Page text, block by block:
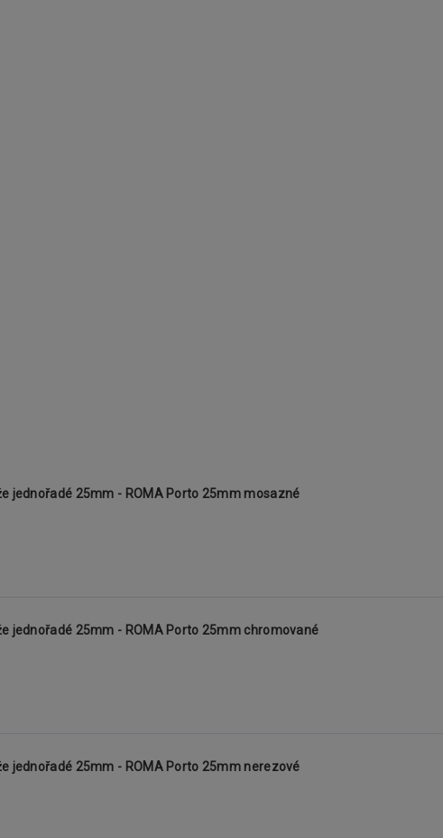
jednořadé 25mm - ROMA Porto 25mm mosazné
jednořadé 25mm - ROMA Porto 25mm chromované
jednořadé 25mm - ROMA Porto 25mm nerezové